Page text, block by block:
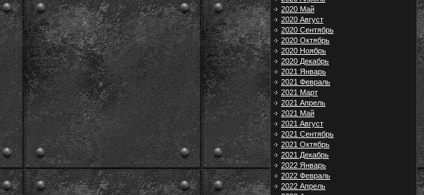
2020 Май
2020 Август
2020 Сентябрь
2020 Октябрь
2020 Ноябрь
2020 Декабрь
2021 Январь
2021 Февраль
2021 Март
2021 Апрель
2021 Май
2021 Август
2021 Сентябрь
2021 Октябрь
2021 Декабрь
2022 Январь
2022 Февраль
2022 Апрель